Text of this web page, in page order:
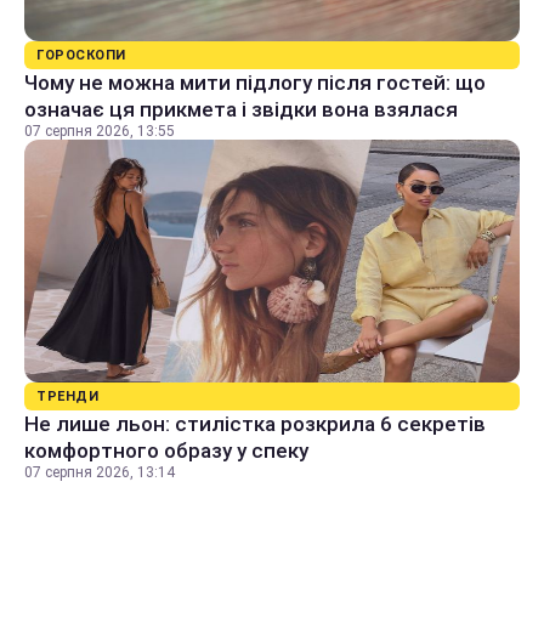
ГОРОСКОПИ
Чому не можна мити підлогу після гостей: що
означає ця прикмета і звідки вона взялася
07 серпня 2026, 13:55
ТРЕНДИ
Не лише льон: стилістка розкрила 6 секретів
комфортного образу у спеку
07 серпня 2026, 13:14